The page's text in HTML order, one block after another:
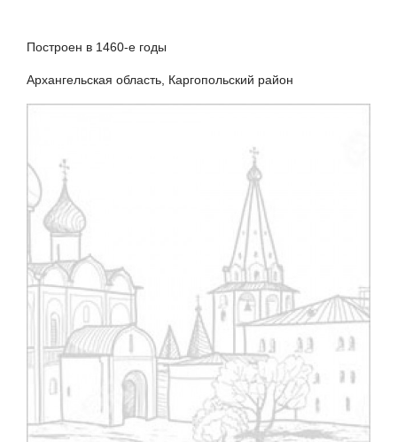
Построен в 1460-е годы
Архангельская область, Каргопольский район